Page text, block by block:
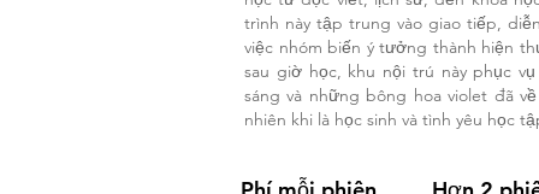
trình này tập trung vào giao tiếp,
việc nhóm biến ý tưởng thành hiện
sau giờ học, khu nội trú này phục
sáng và những bông hoa violet đã
nhiên khi là học sinh và tình yêu học